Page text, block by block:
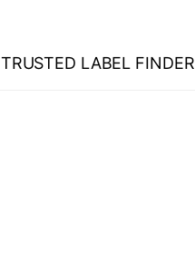
TRUSTED LABEL FINDER